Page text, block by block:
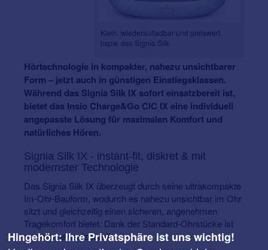
Klein, wiederaufladbar und preiswert,
bspw. das Signia Silk.
Hörtechnologie in kompakter, nahezu unsichtbarer
Form – jetzt auch in günstigen Einstiegsklassen.
Während das Signia Silk IX sofort einsatzbereit ist,
bietet das Insio Charge&Go CIC IX eine individuell
angepasste Lösung für maximalen Komfort und
natürliches Hören.
Signia Silk IX - instant-fit, diskret & mit
modernster Technologie
Das Signia Silk IX überzeugt durch seine ultrakompakte
Im-Ohr-Bauform, wodurch es nahezu unsichtbar im Ohr
sitzt und gleichzeitig einen sicheren, angenehmen
Tragekomfort bietet. Dank der Standard-Ohrstücke ist
es sofort einsatzbereit.
Hingehört: Ihre Privatsphäre ist uns wichtig!